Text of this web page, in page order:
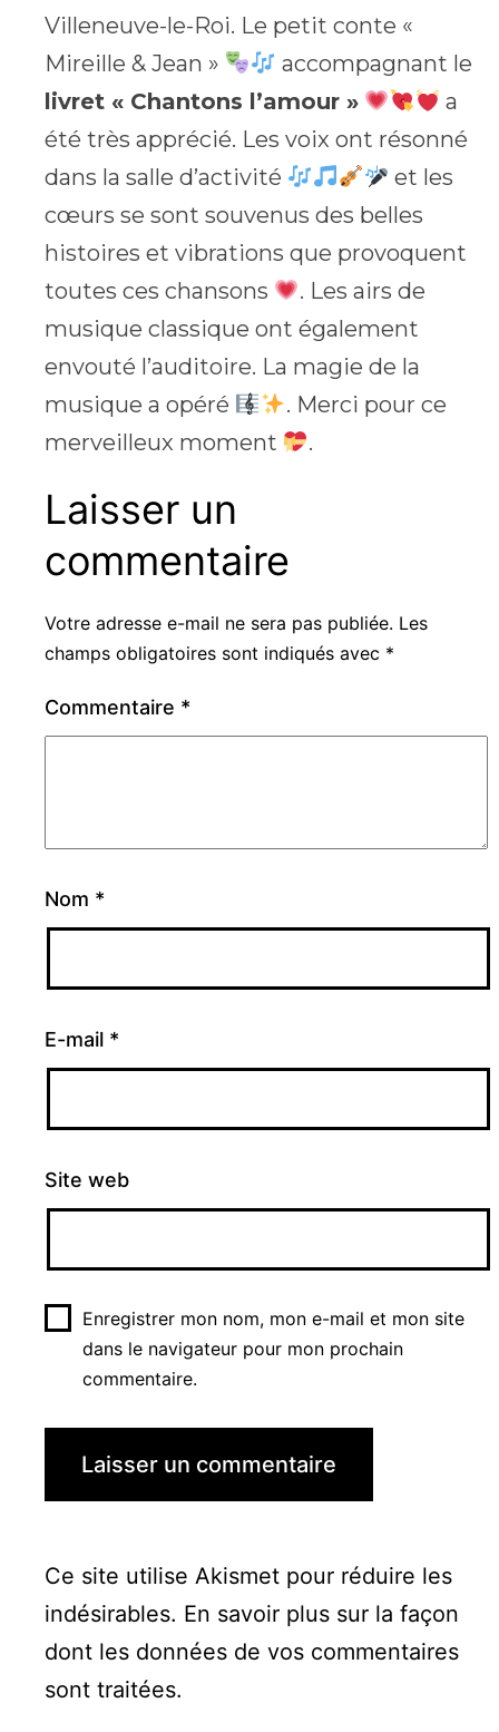
Villeneuve-le-Roi. Le petit conte «
Mireille & Jean »
accompagnant le
livret « Chantons l’amour »
a
été très apprécié. Les voix ont résonné
dans la salle d’activité
et les
cœurs se sont souvenus des belles
histoires et vibrations que provoquent
toutes ces chansons
. Les airs de
musique classique ont également
envouté l’auditoire. La magie de la
musique a opéré
. Merci pour ce
merveilleux moment
.
Laisser un
commentaire
Votre adresse e-mail ne sera pas publiée. Les
champs obligatoires sont indiqués avec *
Commentaire *
Nom *
E-mail *
Site web
Enregistrer mon nom, mon e-mail et mon site
dans le navigateur pour mon prochain
commentaire.
Ce site utilise Akismet pour réduire les
indésirables. En savoir plus sur la façon
dont les données de vos commentaires
sont traitées.